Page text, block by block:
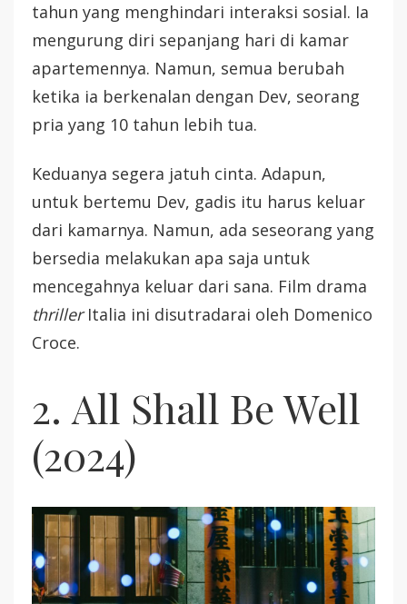
tahun yang menghindari interaksi sosial. Ia
mengurung diri sepanjang hari di kamar
apartemennya. Namun, semua berubah
ketika ia berkenalan dengan Dev, seorang
pria yang 10 tahun lebih tua.
Keduanya segera jatuh cinta. Adapun,
untuk bertemu Dev, gadis itu harus keluar
dari kamarnya. Namun, ada seseorang yang
bersedia melakukan apa saja untuk
mencegahnya keluar dari sana. Film drama
thrillerItalia ini disutradarai oleh Domenico
Croce.
2. All Shall Be Well
(2024)